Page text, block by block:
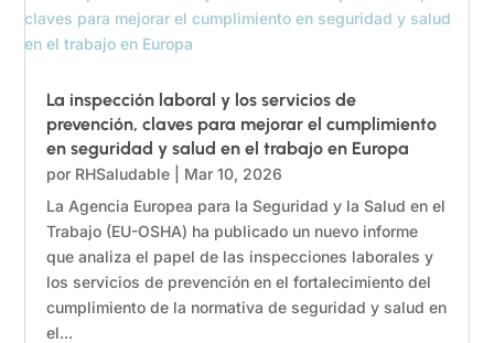
La inspección laboral y los servicios de
prevención, claves para mejorar el cumplimiento
en seguridad y salud en el trabajo en Europa
por RHSaludable
Mar 10, 2026
La Agencia Europea para la Seguridad y la Salud en el
Trabajo (EU-OSHA) ha publicado un nuevo informe
que analiza el papel de las inspecciones laborales y
los servicios de prevención en el fortalecimiento del
cumplimiento de la normativa de seguridad y salud en
el...